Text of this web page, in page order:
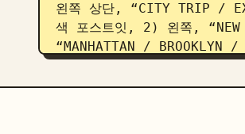
왼쪽 상단, “CITY TRIP /
색 포스트잇, 2) 왼쪽,
“MANHATTAN /
표시된 지도 조각, 5) 보라색